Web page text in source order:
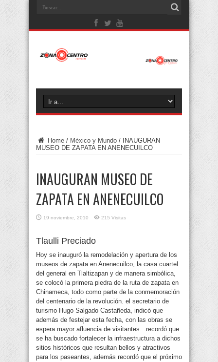
Home / México y Mundo /
INAUGURAN
MUSEO DE ZAPATA EN ANENECUILCO
INAUGURAN MUSEO DE
ZAPATA EN ANENECUILCO
19 noviembre, 2010 215 Visitas
Tlaulli Preciado
Hoy se inauguró la remodelación y apertura de los
museos de zapata en Anenecuilco, la casa cuartel
del general en Tlaltizapan y de manera simbólica,
se colocó la primera piedra de la ruta de zapata en
Chinameca, todo como parte de la conmemoración
del centenario de la revolución. el secretario de
turismo Hugo Salgado Castañeda, indicó que
además de festejar esta fecha, con las obras se
espera mayor afluencia de visitantes…recordó que
se ha buscado fortalecer la infraestructura a dichos
sitios históricos que resultan bellos y atractivos
para los paseantes, además recordó que el próximo